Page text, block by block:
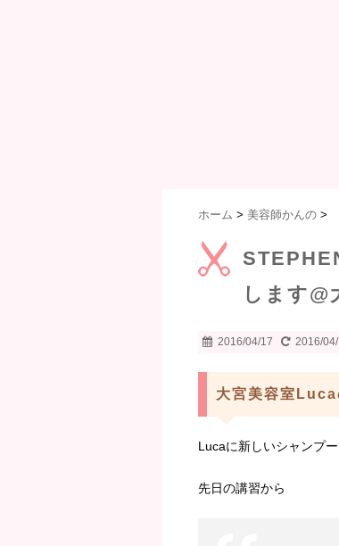
ホーム > 美容師かんの >
します@
2016/04/17 2016/04/
大宮美容室Luca
Lucaに新しいシャンプ
先日の講習から